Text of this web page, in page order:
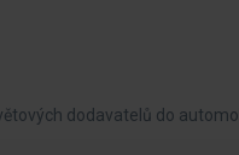
dodavatelů do